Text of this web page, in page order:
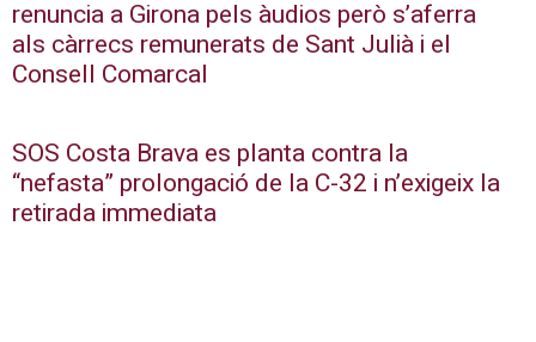
renuncia a Girona pels àudios però s’aferra
als càrrecs remunerats de Sant Julià i el
Consell Comarcal
SOS Costa Brava es planta contra la
“nefasta” prolongació de la C-32 i n’exigeix la
retirada immediata